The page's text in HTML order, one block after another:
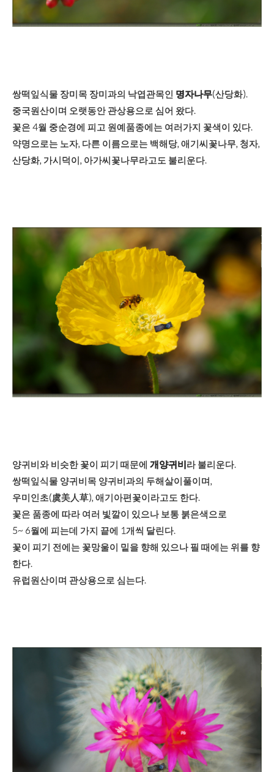
쌍떡잎식물 장미목 장미과의 낙엽관목인 명자나무(산당화).
중국원산이며 오랫동안 관상용으로 심어 왔다.
꽃은 4월 중순경에 피고 원예품종에는 여러가지 꽃색이 있다.
약명으로는 노자, 다른 이름으로는 백해당, 애기씨꽃나무, 청자,
산당화, 가시덕이, 아가씨꽃나무라고도 불리운다.
양귀비와 비슷한 꽃이 피기 때문에 개양귀비라 불리운다.
쌍떡잎식물 양귀비목 양귀비과의 두해살이풀이며,
우미인초(虞美人草), 애기아편꽃이라고도 한다.
꽃은 품종에 따라 여러 빛깔이 있으나 보통 붉은색으로
5~ 6월에 피는데 가지 끝에 1개씩 달린다.
꽃이 피기 전에는 꽃망울이 밑을 향해 있으나 필 때에는 위를 향
한다.
유럽원산이며 관상용으로 심는다.